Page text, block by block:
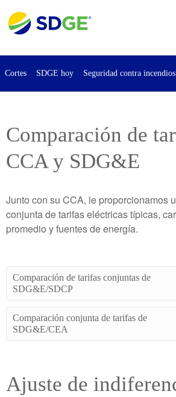
contenido
Cortes SDGE hoy Seguridad contra
Comparación de
CCA y SDG&E
Junto con su CCA, le proporcionamos
conjunta de tarifas eléctricas típicas,
promedio y fuentes de energía.
Comparación de tarifas conjuntas de
SDG&E/SDCP
Comparación conjunta de tarifas de
SDG&E/CEA
Ajuste de